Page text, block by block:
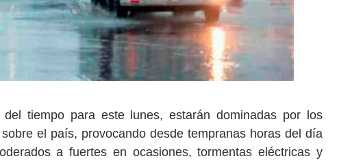
del tiempo para este lunes, estarán dominadas por los
el país, provocando desde tempranas horas del día
a fuertes en ocasiones, tormentas eléctricas y